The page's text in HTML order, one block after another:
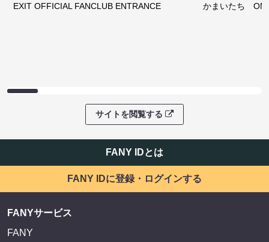
EXIT OFFICIAL FANCLUB ENTRANCE かまいたち
サイトを閲覧する
FANY IDとは
FANY IDに登録・ログインする
FANYサービス
FANY